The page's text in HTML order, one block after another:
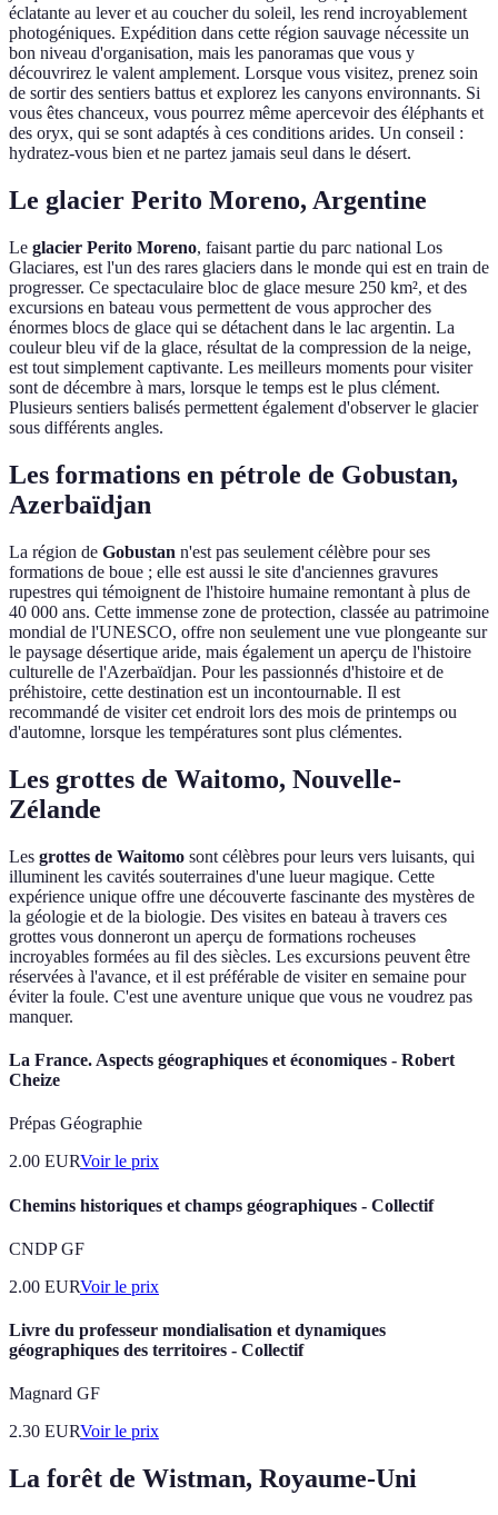
éclatante au lever et au coucher du soleil, les rend incroyablement
photogéniques. Expédition dans cette région sauvage nécessite un
bon niveau d'organisation, mais les panoramas que vous y
découvrirez le valent amplement. Lorsque vous visitez, prenez soin
de sortir des sentiers battus et explorez les canyons environnants. Si
vous êtes chanceux, vous pourrez même apercevoir des éléphants et
des oryx, qui se sont adaptés à ces conditions arides. Un conseil :
hydratez-vous bien et ne partez jamais seul dans le désert.
Le glacier Perito Moreno, Argentine
Le glacier Perito Moreno, faisant partie du parc national Los
Glaciares, est l'un des rares glaciers dans le monde qui est en train de
progresser. Ce spectaculaire bloc de glace mesure 250 km², et des
excursions en bateau vous permettent de vous approcher des
énormes blocs de glace qui se détachent dans le lac argentin. La
couleur bleu vif de la glace, résultat de la compression de la neige,
est tout simplement captivante. Les meilleurs moments pour visiter
sont de décembre à mars, lorsque le temps est le plus clément.
Plusieurs sentiers balisés permettent également d'observer le glacier
sous différents angles.
Les formations en pétrole de Gobustan,
Azerbaïdjan
La région de Gobustan n'est pas seulement célèbre pour ses
formations de boue ; elle est aussi le site d'anciennes gravures
rupestres qui témoignent de l'histoire humaine remontant à plus de
40 000 ans. Cette immense zone de protection, classée au patrimoine
mondial de l'UNESCO, offre non seulement une vue plongeante sur
le paysage désertique aride, mais également un aperçu de l'histoire
culturelle de l'Azerbaïdjan. Pour les passionnés d'histoire et de
préhistoire, cette destination est un incontournable. Il est
recommandé de visiter cet endroit lors des mois de printemps ou
d'automne, lorsque les températures sont plus clémentes.
Les grottes de Waitomo, Nouvelle-
Zélande
Les grottes de Waitomo sont célèbres pour leurs vers luisants, qui
illuminent les cavités souterraines d'une lueur magique. Cette
expérience unique offre une découverte fascinante des mystères de
la géologie et de la biologie. Des visites en bateau à travers ces
grottes vous donneront un aperçu de formations rocheuses
incroyables formées au fil des siècles. Les excursions peuvent être
réservées à l'avance, et il est préférable de visiter en semaine pour
éviter la foule. C'est une aventure unique que vous ne voudrez pas
manquer.
La France. Aspects géographiques et économiques - Robert
Cheize
Prépas Géographie
2.00 EURVoir le prix
Chemins historiques et champs géographiques - Collectif
CNDP GF
2.00 EURVoir le prix
Livre du professeur mondialisation et dynamiques
géographiques des territoires - Collectif
Magnard GF
2.30 EURVoir le prix
La forêt de Wistman, Royaume-Uni